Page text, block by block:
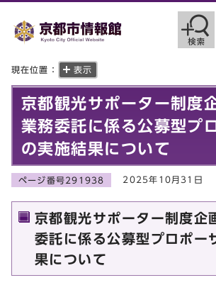
現在位置： 表示
京都観光サポーター制度
業務委託に係る公募型プ
の実施結果について
ページ番号291938 2025年10月31日
京都観光サポーター制度企
委託に係る公募型プロポー
果について